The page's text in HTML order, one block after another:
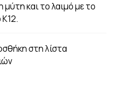
και το λαιμό με τo
στη λίστα